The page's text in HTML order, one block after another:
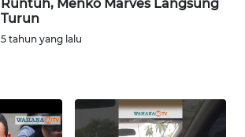
Runtuh, Menko Marves Langsung
Turun
5 tahun yang lalu